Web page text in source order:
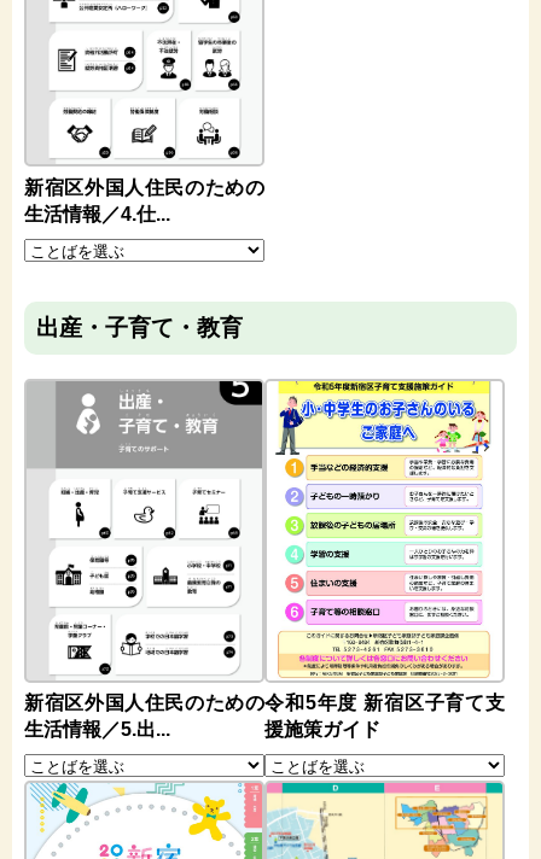
新宿区外国人住民のための
生活情報／4.仕...
出産・子育て・教育
新宿区外国人住民のための
生活情報／5.出...
令和5年度 新宿区子育て支
援施策ガイド